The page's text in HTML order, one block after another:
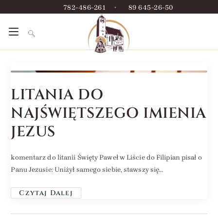
782-486-261 • 89 645-26-50
LITANIA DO
NAJŚWIĘTSZEGO IMIENIA
JEZUS
komentarz do litanii Święty Paweł w Liście do Filipian pisał o
Panu Jezusie: Uniżył samego siebie, stawszy się…
Czytaj Dalej